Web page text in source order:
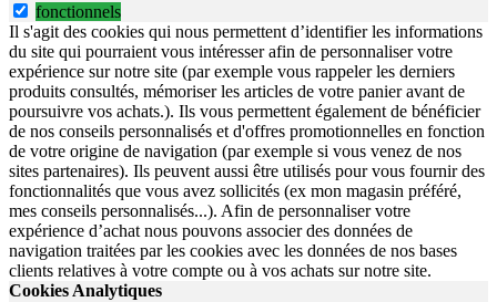
fonctionnels
Il s'agit des cookies qui nous permettent d’identifier les informations
du site qui pourraient vous intéresser afin de personnaliser votre
expérience sur notre site (par exemple vous rappeler les derniers
produits consultés, mémoriser les articles de votre panier avant de
poursuivre vos achats.). Ils vous permettent également de bénéficier
de nos conseils personnalisés et d'offres promotionnelles en fonction
de votre origine de navigation (par exemple si vous venez de nos
sites partenaires). Ils peuvent aussi être utilisés pour vous fournir des
fonctionnalités que vous avez sollicités (ex mon magasin préféré,
mes conseils personnalisés...). Afin de personnaliser votre
expérience d’achat nous pouvons associer des données de
navigation traitées par les cookies avec les données de nos bases
clients relatives à votre compte ou à vos achats sur notre site.
Cookies Analytiques